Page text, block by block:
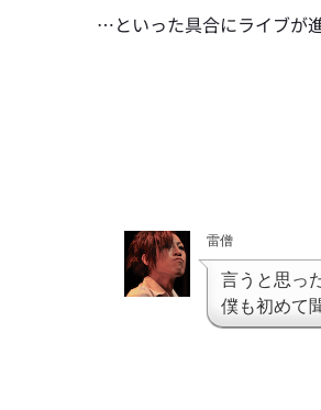
…といった具合にライブが
雷僧
言うと思っ
僕も初めて